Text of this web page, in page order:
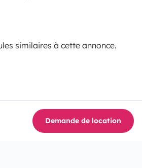
similaires à cette annonce.
Demande de location